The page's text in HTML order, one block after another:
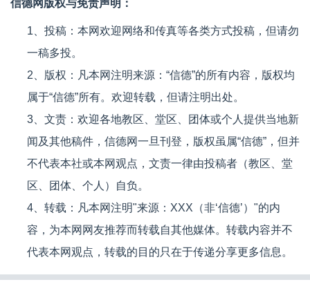
信德网版权与免责声明：
1、投稿：本网欢迎网络和传真等各类方式投稿，但请勿
一稿多投。
2、版权：凡本网注明来源：“信德”的所有内容，版权均
属于“信德”所有。欢迎转载，但请注明出处。
3、文责：欢迎各地教区、堂区、团体或个人提供当地新
闻及其他稿件，信德网一旦刊登，版权虽属“信德”，但并
不代表本社或本网观点，文责一律由投稿者（教区、堂
区、团体、个人）自负。
4、转载：凡本网注明"来源：XXX（非‘信德’）"的内
容，为本网网友推荐而转载自其他媒体。转载内容并不
代表本网观点，转载的目的只在于传递分享更多信息。